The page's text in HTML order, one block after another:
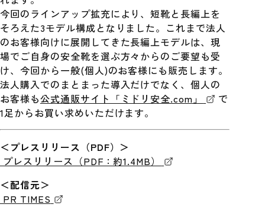
今回のラインアップ拡充により、短靴と長編上を
そろえた3モデル構成となりました。これまで法人
のお客様向けに展開してきた長編上モデルは、現
場でご自身の安全靴を選ぶ方々からのご要望も受
け、今回から一般(個人)のお客様にも販売します。
法人購入でのまとまった導入だけでなく、個人の
お客様も公式通販サイト「ミドリ安全.com」
で
1足からお買い求めいただけます。
＜プレスリリース（PDF）＞
プレスリリース（PDF：約1.4MB）
＜配信元＞
PR TIMES